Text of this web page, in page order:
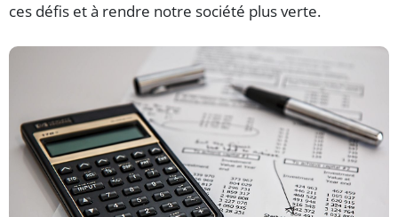
ces défis et à rendre notre société plus verte.